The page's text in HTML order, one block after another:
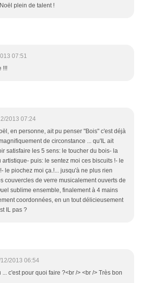
plein de talent !
07:51
!!!
2013 07:24
en personne, ait pu penser "Bois" c'est déjà
de circonstance ... qu'IL ait
satisfaire les 5 sens: le toucher du bois- la
artistique- puis: le sentez moi ces biscuits !- le
le piochez moi ça.!... jusqu'à ne plus rien
couvercles de verre musicalement ouverts de
sublime ensemble, finalement à 4 mains
coordonnées, en un tout délicieusement
IL pas ?
2013 06:54
... c'est pour quoi faire ?<br /> <br /> Très bon